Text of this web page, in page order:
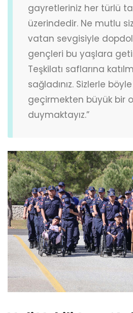
gayretleriniz her türlü
üzerindedir. Ne mutlu
vatan sevgisiyle
gençleri bu yaşlara
Teşkilatı saflarına
sağladınız. Sizlerle
geçirmekten büyük bir
duymaktayız.”